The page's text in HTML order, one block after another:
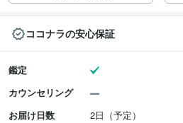
ココナラの安心保証
鑑定
カウンセリング
お届け日数
2日（予定）